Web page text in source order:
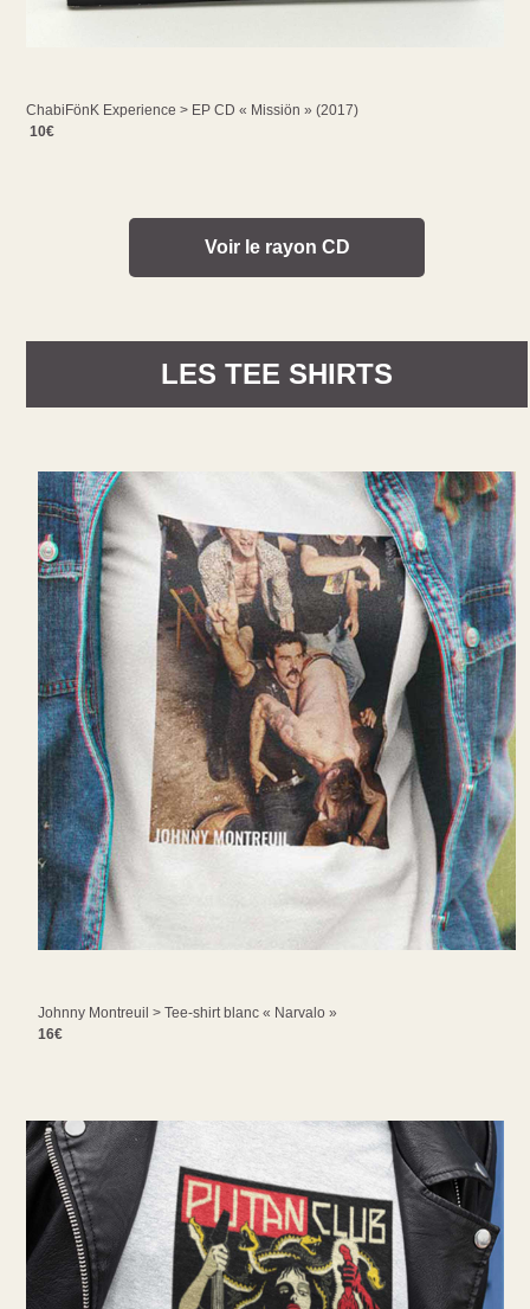
ChabiFönK Experience > EP CD « Missiön » (2017)
10€
Voir le rayon CD
LES TEE SHIRTS
Johnny Montreuil > Tee-shirt blanc « Narvalo »
16€